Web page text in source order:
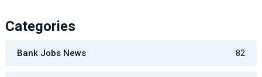
Categories
Bank Jobs News 82